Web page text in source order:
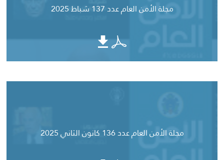
مجلة الأمن العام عدد 137 شباط 2025
مجلة الأمن العام عدد 136 كانون الثاني 2025